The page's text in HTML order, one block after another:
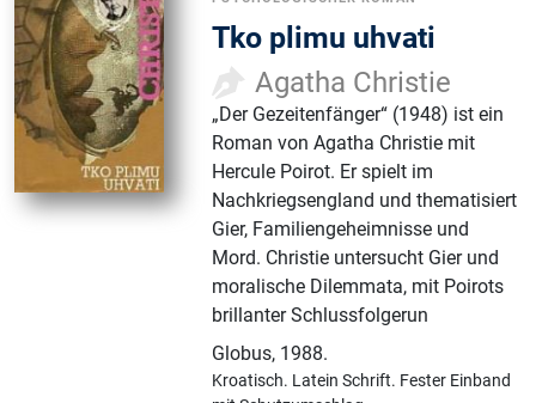
Tko plimu uhvati
Agatha Christie
„Der Gezeitenfänger“ (1948) ist ein
Roman von Agatha Christie mit
Hercule Poirot. Er spielt im
Nachkriegsengland und thematisiert
Gier, Familiengeheimnisse und
Mord. Christie untersucht Gier und
moralische Dilemmata, mit Poirots
brillanter Schlussfolgerun
Globus, 1988.
Kroatisch. Latein Schrift. Fester Einband